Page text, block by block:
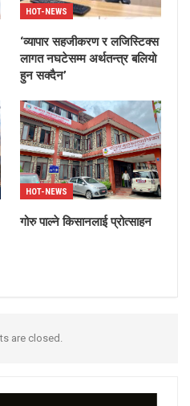
HOT-NEWS
‘व्यापार सहजीकरण र लजिस्टिक्स
लागत नघटेसम्म अर्थतन्त्र बलियो
हुन सक्दैन’
HOT-NEWS
गोरु पाल्ने किसानलाई प्रोत्साहन
are closed.